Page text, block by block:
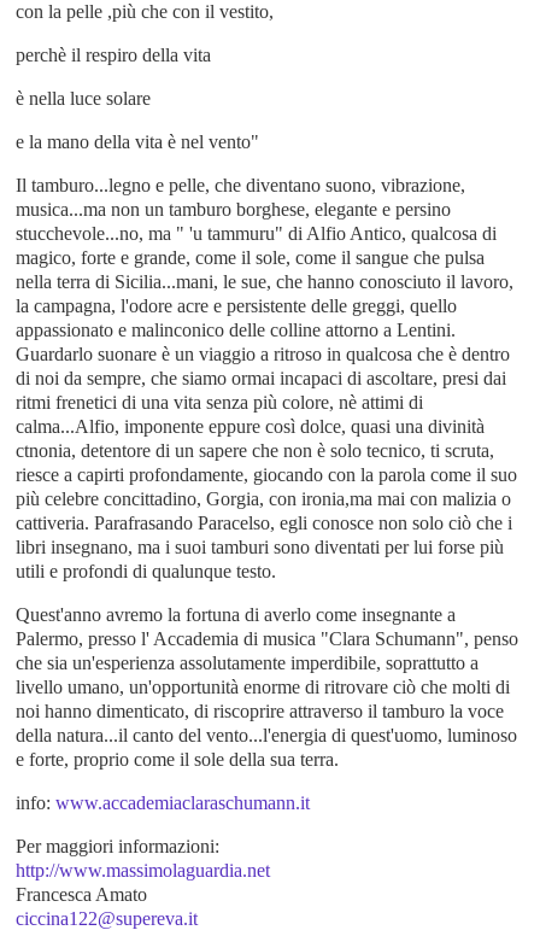
con la pelle ,più che con il vestito,
perchè il respiro della vita
è nella luce solare
e la mano della vita è nel vento"
Il tamburo...legno e pelle, che diventano suono, vibrazione,
musica...ma non un tamburo borghese, elegante e persino
stucchevole...no, ma " 'u tammuru" di Alfio Antico, qualcosa di
magico, forte e grande, come il sole, come il sangue che pulsa
nella terra di Sicilia...mani, le sue, che hanno conosciuto il lavoro,
la campagna, l'odore acre e persistente delle greggi, quello
appassionato e malinconico delle colline attorno a Lentini.
Guardarlo suonare è un viaggio a ritroso in qualcosa che è dentro
di noi da sempre, che siamo ormai incapaci di ascoltare, presi dai
ritmi frenetici di una vita senza più colore, nè attimi di
calma...Alfio, imponente eppure così dolce, quasi una divinità
ctnonia, detentore di un sapere che non è solo tecnico, ti scruta,
riesce a capirti profondamente, giocando con la parola come il suo
più celebre concittadino, Gorgia, con ironia,ma mai con malizia o
cattiveria. Parafrasando Paracelso, egli conosce non solo ciò che i
libri insegnano, ma i suoi tamburi sono diventati per lui forse più
utili e profondi di qualunque testo.
Quest'anno avremo la fortuna di averlo come insegnante a
Palermo, presso l' Accademia di musica "Clara Schumann", penso
che sia un'esperienza assolutamente imperdibile, soprattutto a
livello umano, un'opportunità enorme di ritrovare ciò che molti di
noi hanno dimenticato, di riscoprire attraverso il tamburo la voce
della natura...il canto del vento...l'energia di quest'uomo, luminoso
e forte, proprio come il sole della sua terra.
info: www.accademiaclaraschumann.it
Per maggiori informazioni:
http://www.massimolaguardia.net
Francesca Amato
ciccina122@supereva.it